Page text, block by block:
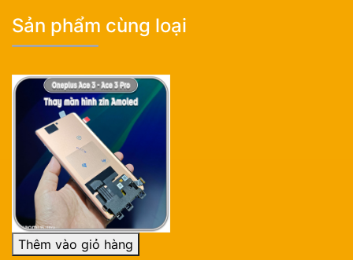
Sản phẩm cùng loại
Thêm vào giỏ hàng